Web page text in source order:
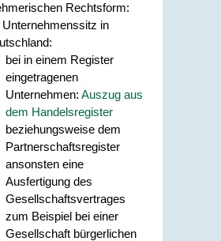
Rechtsform:
Unternehmenssitz in
bei in einem Register
eingetragenen
Unternehmen: Auszug aus
dem Handelsregister
beziehungsweise dem
Partnerschaftsregister
ansonsten eine
Ausfertigung des
Gesellschaftsvertrages
zum Beispiel bei einer
Gesellschaft bürgerlichen